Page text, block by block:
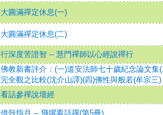
大圓滿禪定休息(一)
大圓滿禪定休息(二)
行深度苦證智 -- 慧門禪師以心經說禪行
佛教新書評介：(一)道安法師七十歲紀念論文
完全觀之比較(沈介山譯)(四)佛性與般若(牟宗三)
看話參禪說壇經
借殼指月 -- 飛躍看話禪(第5冊)